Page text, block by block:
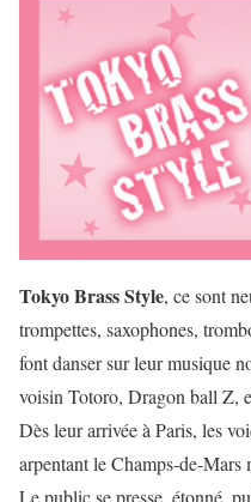
Tokyo Brass Style, ce sont
trompettes, saxophones,
font danser sur leur musique
voisin Totoro, Dragon ball Z,
Dès leur arrivée à Paris, les
arpentant le Champs-de-
Le public se presse, étonné,